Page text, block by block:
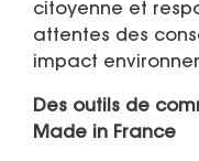
citoyenne et
attentes des
impact
Des outils de
Made in France